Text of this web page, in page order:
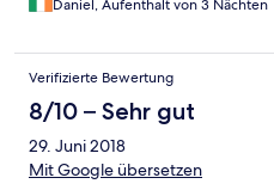
Daniel, Aufenthalt von 3 Nächten
Verifizierte Bewertung
8/10 – Sehr gut
29. Juni 2018
Mit Google übersetzen